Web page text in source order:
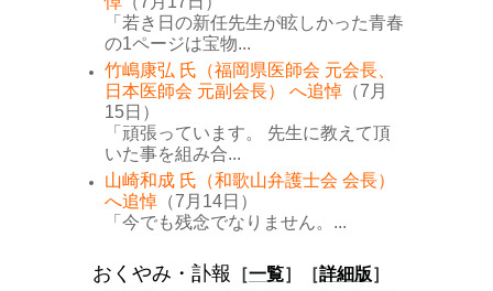
「若き日の新任先生が眩しかった青春
の1ページは宝物...
竹嶋康弘 氏（福岡県医師会 元会長、
日本医師会 元副会長） へ追悼 （7月
15日）
「頑張っています。 先生に教えて頂
いた事を組み合...
山崎和成 氏（和歌山弁護士会 会長）
へ追悼 （7月14日）
「今でも残念でなりません。...
おくやみ・訃報 ［一覧］［詳細版］